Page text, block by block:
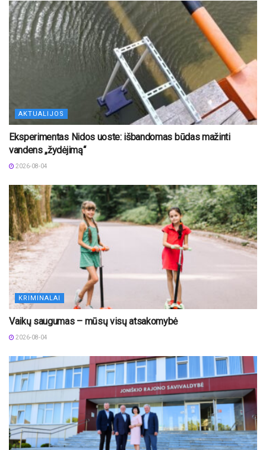
AKTUALIJOS
Eksperimentas Nidos uoste: išbandomas būdas mažinti
vandens „žydėjimą“
2026-08-04
KRIMINALAI
Vaikų saugumas – mūsų visų atsakomybė
2026-08-04